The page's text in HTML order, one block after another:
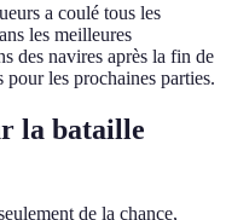
a coulé tous les
les meilleures
des navires après la fin de
les prochaines parties.
la bataille
de la chance,